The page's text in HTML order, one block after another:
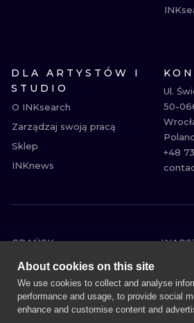
DLA ARTYSTÓW I
STUDIO
O INKsearch
Zarządzaj swoją pracą
Sklep
INKnews
Ul.
50-
+48
GDAŃSK
POZNAŃ
KATOWICE
ŁÓDŹ
About cookies on this site
We use cookies to collect and analyse
performance and usage, to provide social
enhance and customise content and